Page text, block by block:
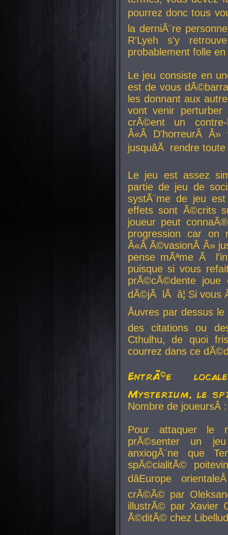
pourrez donc tous
la derniÃ¨re
R'Lyeh s'y
probablement folle
Le jeu consiste en
est de vous
les donnant aux
vont venir perturber
crÃ©ent un
Â«Â D'horreurÂ
jusquâÃ rendre
Le jeu est assez
partie de jeu de
systÃ¨me de jeu
effets sont Ã©crits
joueur peut
progression car
Â«Â Ã©vasionÂ Â»
pense mÃªme Ã
puisque si vous
prÃ©cÃ©dente
dÃ©jÃ lÃ â¦ Si vous
Åuvres par dessus
des citations ou
Cthulhu, de quoi
courrez dans ce
EntrÃ©e
Mysterium, le
Nombre de
Pour attaquer le
prÃ©senter un
anxiogÃ¨ne que
spÃ©cialitÃ©
dâEurope
crÃ©Ã© par
illustrÃ© par Xavier
Ã©ditÃ© chez